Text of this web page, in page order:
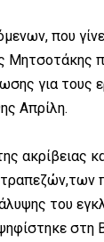
που
Μητσοτάκης
για τους
Απρίλη.
ακρίβειας
του
στη